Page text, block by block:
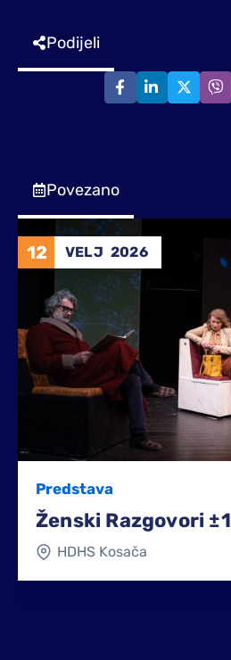
Podijeli
Povezano
12 VELJ 2026
Predstava
Ženski Razgovori ±1
HDHS Kosača